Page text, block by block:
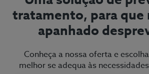
tratamento, para que
apanhado
Conheça a nossa oferta e
melhor se adequa às